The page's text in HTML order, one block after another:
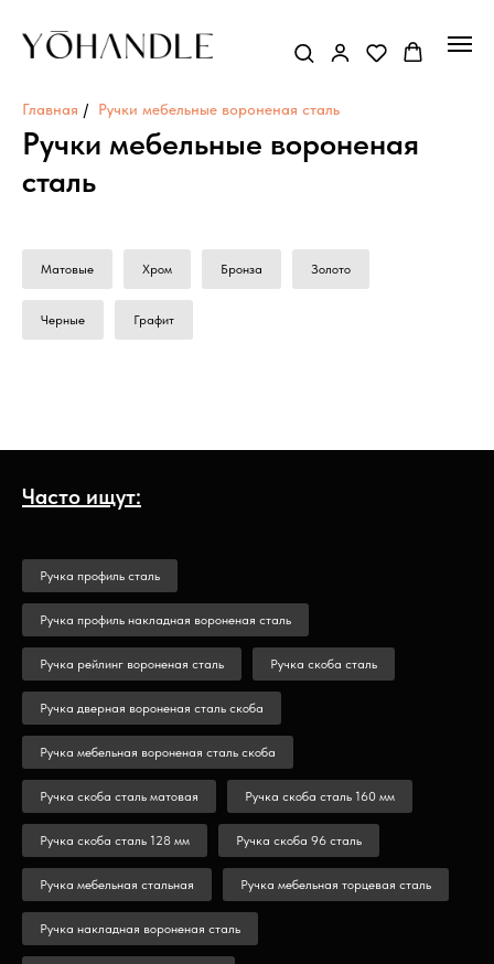
Главная / Ручки мебельные вороненая сталь
Ручки мебельные вороненая
сталь
Матовые Хром Бронза Золото
Черные Графит
Часто ищут:
Ручка профиль сталь
Ручка профиль накладная вороненая сталь
Ручка рейлинг вороненая сталь Ручка скоба сталь
Ручка дверная вороненая сталь скоба
Ручка мебельная вороненая сталь скоба
Ручка скоба сталь матовая Ручка скоба сталь 160 мм
Ручка скоба сталь 128 мм Ручка скоба 96 сталь
Ручка мебельная стальная Ручка мебельная торцевая сталь
Ручка накладная вороненая сталь